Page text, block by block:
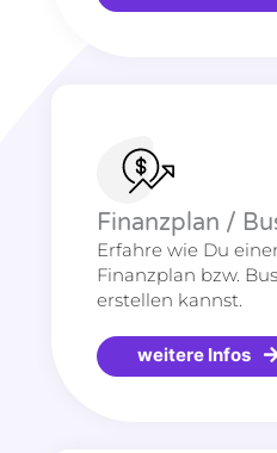
Finanzplan /
Erfahre wie Du
Finanzplan bzw.
erstellen kannst.
weitere Infos